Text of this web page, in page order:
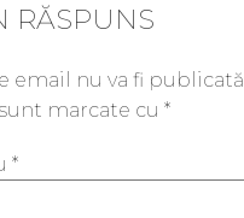
RĂSPUNS
email nu va fi publicată.
marcate cu *
*